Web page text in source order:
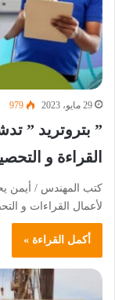
29 مايو، 2023 979
” بتروتريد ”
القراءة و
كتب المهندس / أيمن
لأعمال القراءات و
أكمل القراءة »